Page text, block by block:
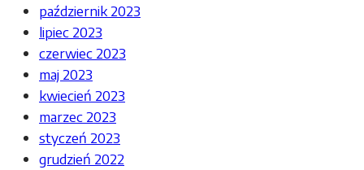
październik 2023
lipiec 2023
czerwiec 2023
maj 2023
kwiecień 2023
marzec 2023
styczeń 2023
grudzień 2022